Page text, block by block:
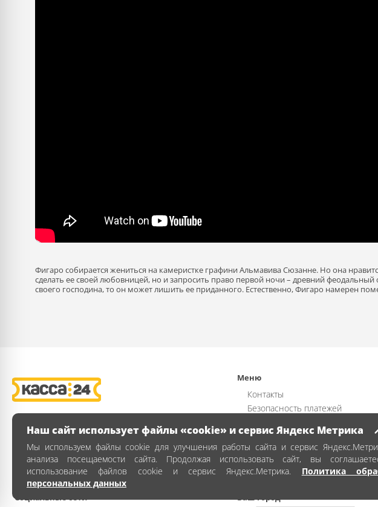
Фигаро собирается жениться на камеристке графини Альмавива Сюзанне. Но она
сделать ее своей любовницей, но и запросить право первой ночи – древний
своего господина, то он может лишить ее приданного. Естественно, Фигаро намерен
Меню
Контакты
Безопасность платежей
Публичная оферта
Политика обработки
Как заказать билет
Социальные сети Ваш город
Наш сайт использует файлы «cookie» и сервис Яндекс Метрика
Мы используем файлы cookie для улучшения работы сайта и сервис
анализа посещаемости сайта. Продолжая использовать сайт, вы
использование файлов cookie и сервис Яндекс.Метрика. Политика
персональных данных